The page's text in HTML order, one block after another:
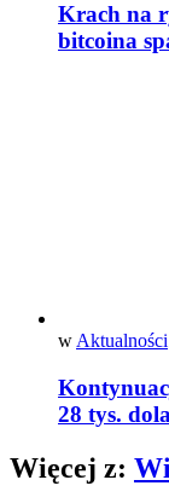
Krach na
bitcoina
w Aktualności
28 tys.
Więcej z: